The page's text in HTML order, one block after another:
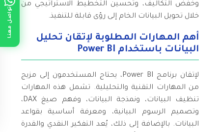
تواصل معنا
وخفض التكاليف، وتحسين التخطيط الاستراتيجي من
خلال تحويل البيانات الخام إلى رؤى قابلة للتنفيذ.
أهم المهارات المطلوبة لإتقان تحليل
البيانات باستخدام Power BI
لإتقان برنامج Power BI، يحتاج المستخدمون إلى مزيج
من المهارات التقنية والتحليلية. تشمل هذه المهارات
تنظيف البيانات، ونمذجة البيانات، وفهم صيغ DAX،
وتصميم الرسوم البيانية، ومعرفة أساسية بقواعد
البيانات. بالإضافة إلى ذلك، يُعد التفكير النقدي والقدرة